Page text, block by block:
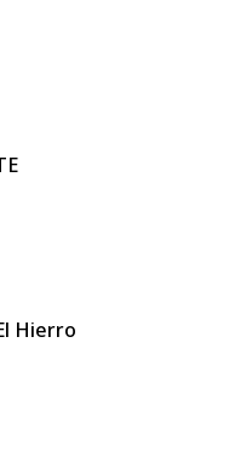
Hierro